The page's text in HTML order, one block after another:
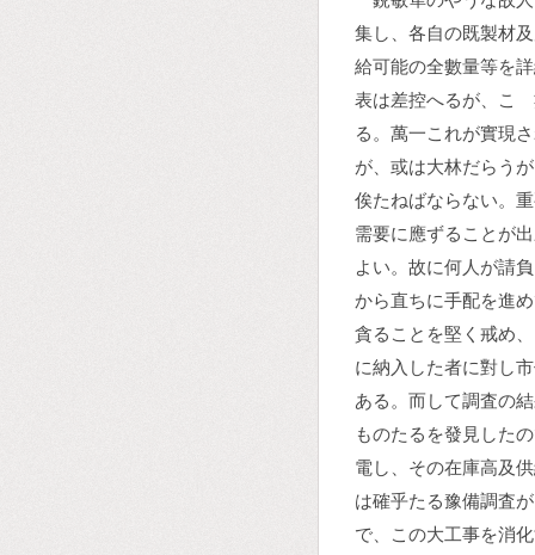
集し、各自の既製材
給可能の全數量等を
表は差控へるが、こ
る。萬一これが實現
が、或は大林だらう
俟たねばならない。
需要に應ずることが
よい。故に何人が請
から直ちに手配を進
貪ることを堅く戒め
に納入した者に對し
ある。而して調査の
ものたるを發見した
電し、その在庫高及
は確乎たる豫備調査
で、この大工事を消